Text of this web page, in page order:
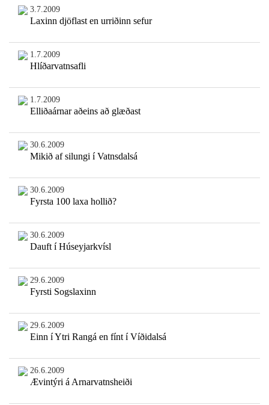
3.7.2009
Laxinn djöflast en urriðinn sefur
1.7.2009
Hlíðarvatnsafli
1.7.2009
Elliðaárnar aðeins að glæðast
30.6.2009
Mikið af silungi í Vatnsdalsá
30.6.2009
Fyrsta 100 laxa hollið?
30.6.2009
Dauft í Húseyjarkvísl
29.6.2009
Fyrsti Sogslaxinn
29.6.2009
Einn í Ytri Rangá en fínt í Víðidalsá
26.6.2009
Ævintýri á Arnarvatnsheiði